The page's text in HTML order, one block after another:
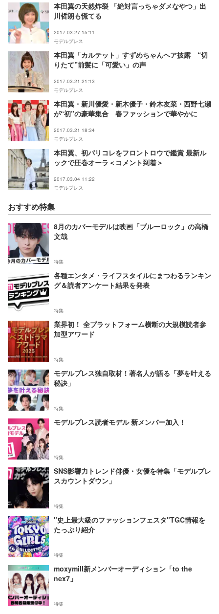
本田翼の天然炸裂 「絶対言っちゃダメなやつ」出
川哲朗も慌てる
2017.03.27 15:11
モデルプレス
本田翼「カルテット」すずめちゃんヘア披露 “切
りたて”前髪に「可愛い」の声
2017.03.21 21:13
モデルプレス
本田翼・新川優愛・新木優子・鈴木友菜・西野七瀬
が“初”の豪華集合 春ファッションで華やかに
2017.03.21 18:34
モデルプレス
本田翼、初パリコレをフロントロウで鑑賞 最新ル
ックで圧巻オーラ＜コメント到着＞
2017.03.04 11:22
モデルプレス
おすすめ特集
8月のカバーモデルは映画「ブルーロック」の高橋
文哉
特集
各種エンタメ・ライフスタイルにまつわるランキン
グ＆読者アンケート結果を発表
特集
業界初！ 全プラットフォーム横断の大規模読者参
加型アワード
特集
モデルプレス独自取材！著名人が語る「夢を叶える
秘訣」
特集
モデルプレス読者モデル 新メンバー加入！
特集
SNS影響力トレンド俳優・女優を特集「モデルプレ
スカウントダウン」
特集
"史上最大級のファッションフェスタ"TGC情報を
たっぷり紹介
特集
moxymill新メンバーオーディション「to the
nex7」
特集